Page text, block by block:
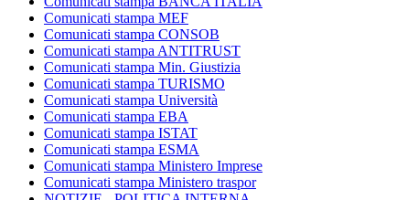
Comunicati stampa MEF
Comunicati stampa CONSOB
Comunicati stampa ANTITRUST
Comunicati stampa Min. Giustizia
Comunicati stampa TURISMO
Comunicati stampa Università
Comunicati stampa EBA
Comunicati stampa ISTAT
Comunicati stampa ESMA
Comunicati stampa Ministero Imprese
Comunicati stampa Ministero traspor